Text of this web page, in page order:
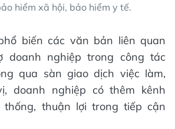
hiểm xã hội, bảo hiểm y tế.
biến các văn bản liên quan
doanh nghiệp trong công tác
qua sàn giao dịch việc làm,
doanh nghiệp có thêm kênh
thuận lợi trong tiếp cận